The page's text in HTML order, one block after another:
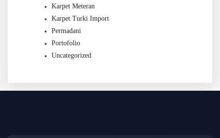
Karpet Meteran
Karpet Turki Import
Permadani
Portofolio
Uncategorized